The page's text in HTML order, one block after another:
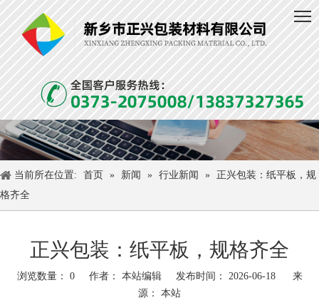
当前所在位置: 首页 » 新闻 » 行业新闻 »
正兴包装：纸平板，规
格齐全
正兴包装：纸平板，规格齐全
浏览数量： 0作者： 本站编辑 发布时间： 2026-06-18 来
源： 本站